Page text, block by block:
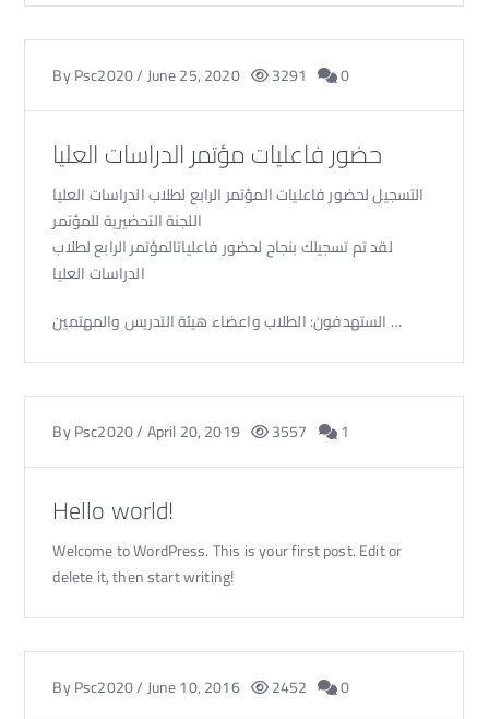
ByPsc2020/June 25, 2020 3291 0
حضور فاعليات مؤتمر الدراسات العليا
التسجيل لحضور فاعليات المؤتمر الرابع لطلاب الدراسات العليا
اللجنة التحضيرية للمؤتمر
لقد تم تسجيلك بنجاح لحضور فاعلياتالمؤتمر الرابع لطلاب
الدراسات العليا
الستهدفون: الطلاب واعضاء هيئة التدريس والمهتمين …
ByPsc2020/April 20, 2019 3557 1
Hello world!
Welcome to WordPress. This is your first post. Edit or
delete it, then start writing!
ByPsc2020/June 10, 2016 2452 0